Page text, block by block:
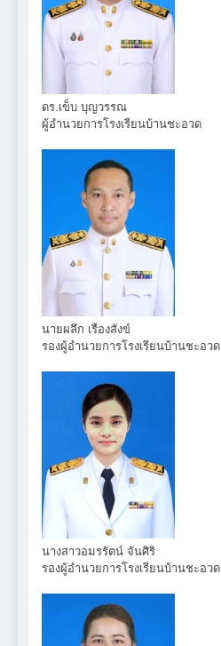
ดร.เข็บ บุญวรรณ
ผู้อำนวยการโรงเรียนบ้านชะอวด
นายผลึก เรืองสังข์
รองผู้อำนวยการโรงเรียนบ้านชะอวด
นางสาวอมรรัตน์ จันศิริ
รองผู้อำนวยการโรงเรียนบ้านชะอวด